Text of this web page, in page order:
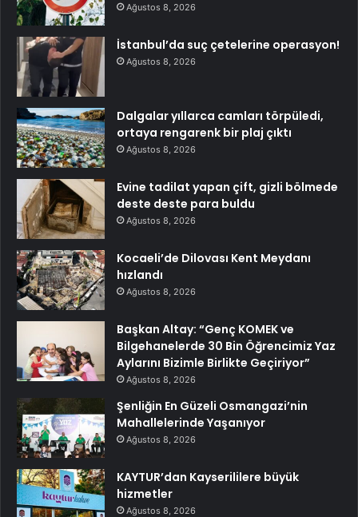
Ağustos 8, 2026
İstanbul’da suç çetelerine operasyon!
Ağustos 8, 2026
Dalgalar yıllarca camları törpüledi,
ortaya rengarenk bir plaj çıktı
Ağustos 8, 2026
Evine tadilat yapan çift, gizli bölmede
deste deste para buldu
Ağustos 8, 2026
Kocaeli’de Dilovası Kent Meydanı
hızlandı
Ağustos 8, 2026
Başkan Altay: “Genç KOMEK ve
Bilgehanelerde 30 Bin Öğrencimiz Yaz
Aylarını Bizimle Birlikte Geçiriyor”
Ağustos 8, 2026
Şenliğin En Güzeli Osmangazi’nin
Mahallelerinde Yaşanıyor
Ağustos 8, 2026
KAYTUR’dan Kayserililere büyük
hizmetler
Ağustos 8, 2026